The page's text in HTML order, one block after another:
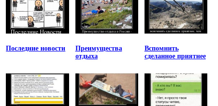
Последние новости
Преимущества
отдыха
Вспомнить
сделанное приятнее